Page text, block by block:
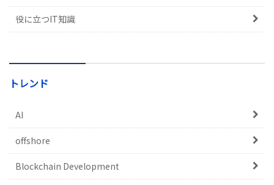
役に立つIT知識
トレンド
AI
offshore
Blockchain Development